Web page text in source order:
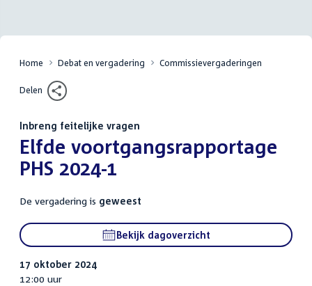
Home Debat en vergadering Commissievergaderingen
Delen
Inbreng feitelijke vragen
:Elfde voortgangsrapportage
PHS 2024-1
De vergadering is geweest
Bekijk dagoverzicht
17 oktober 2024
12:00 uur